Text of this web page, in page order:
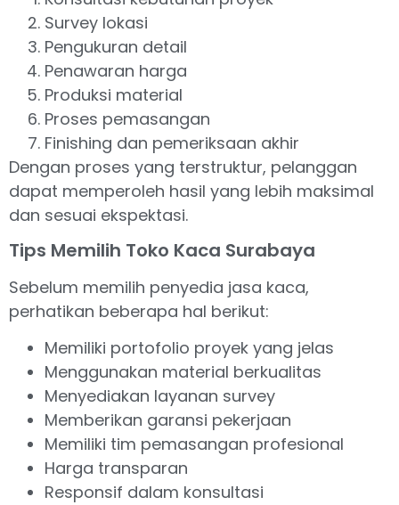
Survey lokasi
Pengukuran detail
Penawaran harga
Produksi material
Proses pemasangan
Finishing dan pemeriksaan akhir
Dengan proses yang terstruktur, pelanggan
dapat memperoleh hasil yang lebih maksimal
dan sesuai ekspektasi.
Tips Memilih Toko Kaca Surabaya
Sebelum memilih penyedia jasa kaca,
perhatikan beberapa hal berikut:
Memiliki portofolio proyek yang jelas
Menggunakan material berkualitas
Menyediakan layanan survey
Memberikan garansi pekerjaan
Memiliki tim pemasangan profesional
Harga transparan
Responsif dalam konsultasi